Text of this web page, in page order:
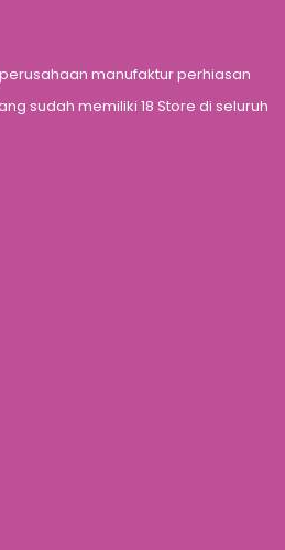
manufaktur perhiasan
sudah memiliki 18 Store di seluruh